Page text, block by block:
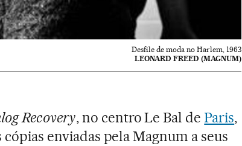
Desfile de moda no Harlem, 1963
LEONARD FREED (MAGNUM)
Recovery, no centro Le Bal deParis,
enviadas pela Magnum a seus